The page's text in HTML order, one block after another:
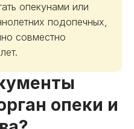
опекунами или
подопечных,
совместно
опеки и